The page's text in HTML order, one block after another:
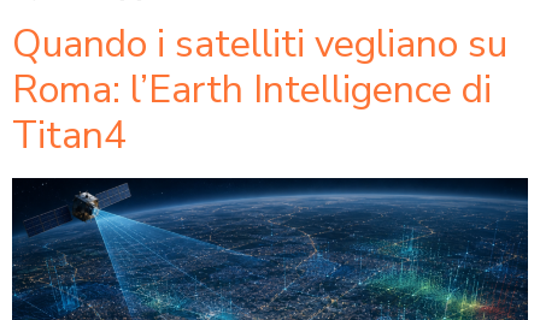
Quando i satelliti vegliano su
Roma: l’Earth Intelligence di
Titan4